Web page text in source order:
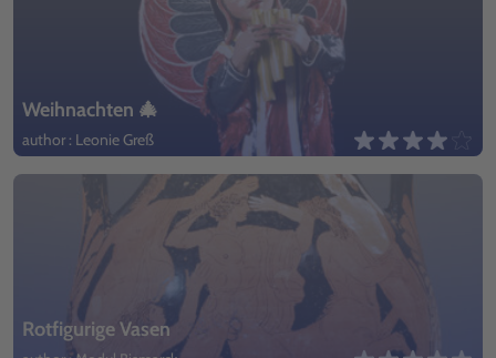
Weihnachten 🎄
author : Leonie Greß
Rotfigurige Vasen